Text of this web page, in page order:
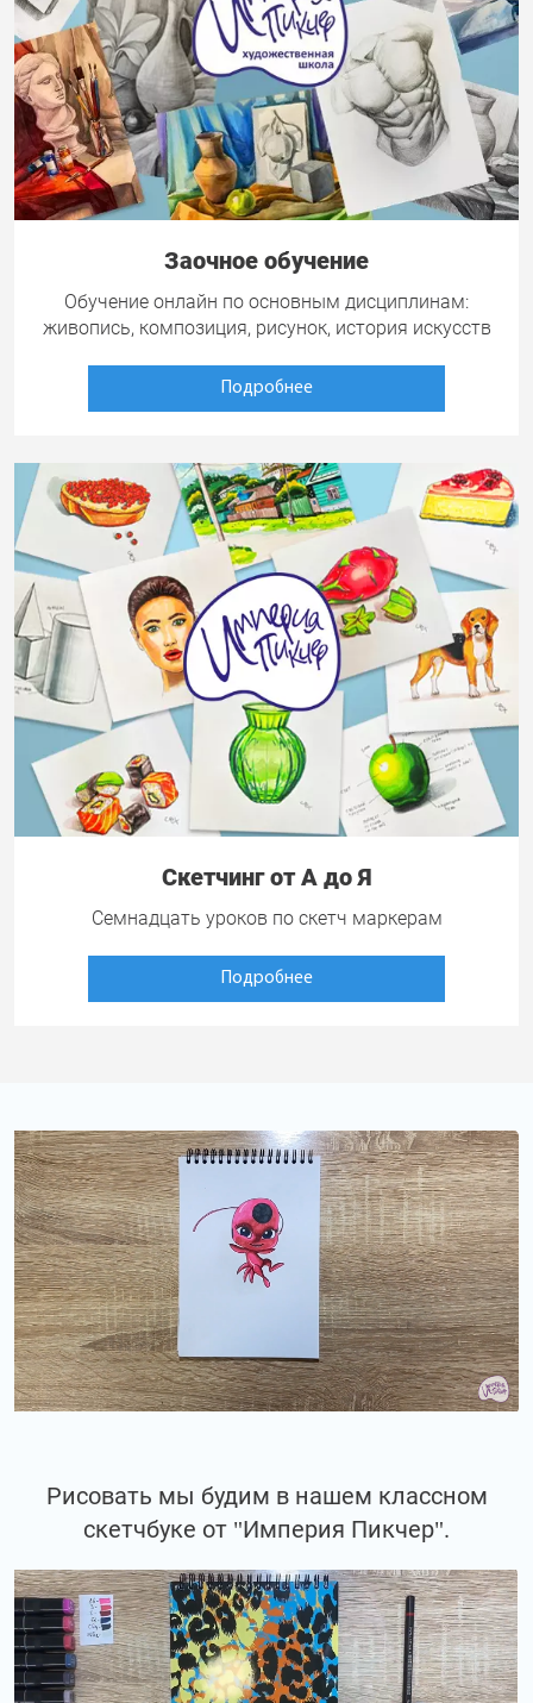
Заочное обучение
Обучение онлайн по основным дисциплинам:
живопись, композиция, рисунок, история искусств
Подробнее
Скетчинг от А до Я
Семнадцать уроков по скетч маркерам
Подробнее
Рисовать мы будим в нашем классном
скетчбуке от "Империя Пикчер".